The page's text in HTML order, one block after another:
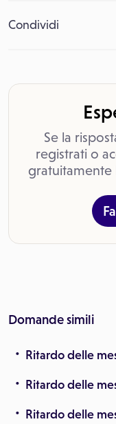
Condividi
Se la
registrati o
gratuitamente
Domande simili
Ritardo delle
Ritardo delle
Ritardo delle